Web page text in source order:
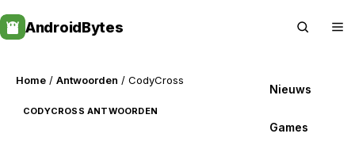
to
content
AndroidBytes
Nieuws
Games
Home / Antwoorden / CodyCross
CODYCROSS ANTWOORDEN